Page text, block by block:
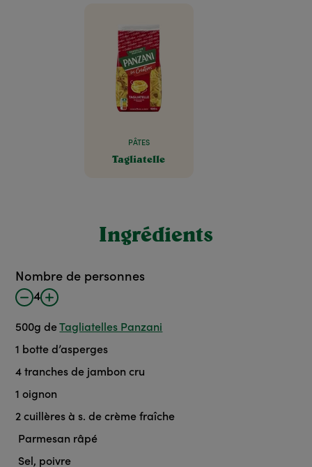
PÂTES
Tagliatelle
Ingrédients
Nombre de personnes
4
500g deTagliatelles Panzani
1 botte d’asperges
4 tranches de jambon cru
1 oignon
2 cuillères à s. de crème fraîche
Parmesan râpé
Sel, poivre